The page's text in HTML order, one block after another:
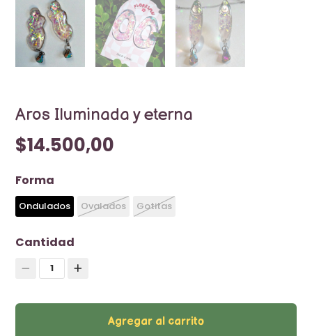
Aros Iluminada y eterna
$14.500,00
Forma
Ondulados Ovalados Gotitas
Cantidad
1
Agregar al carrito